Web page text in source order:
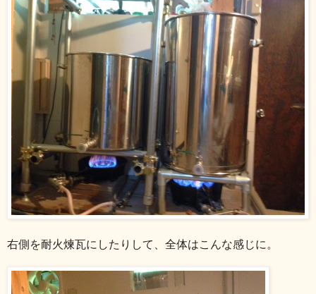
右側を耐火煉瓦にしたりして、全体はこんな感じに。